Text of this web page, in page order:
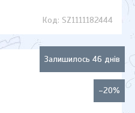
SZ1111182444
–20%
Залишилось 46 днів